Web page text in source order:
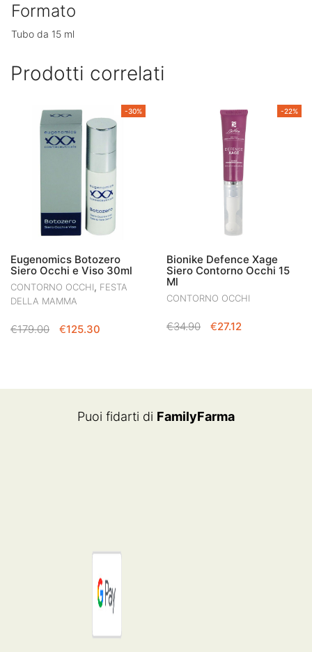
Formato
Tubo da 15 ml
Prodotti correlati
-30%
Eugenomics Botozero
Siero Occhi e Viso 30ml
CONTORNO OCCHI, FESTA
DELLA MAMMA
€179.00
IL
€179.00.
€125.30
€125.30.
-22%
Bionike Defence Xage
Siero Contorno Occhi 15
Ml
CONTORNO OCCHI
€34.90
IL
€27.12
Puoi fidarti di FamilyFarma